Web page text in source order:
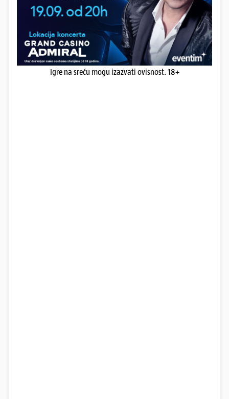
Igre na sreću mogu izazvati ovisnost. 18+